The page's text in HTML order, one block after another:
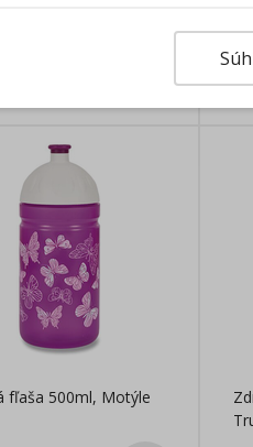
fľaša 500ml, Motýle